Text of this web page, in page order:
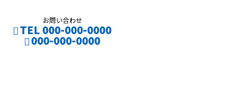
お問い合わせ
TEL 000-000-0000
000-000-0000